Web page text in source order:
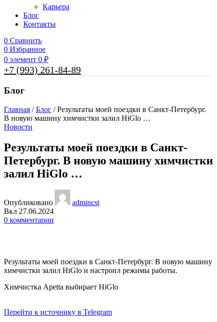
Карьера
Блог
Контакты
0 Сравнить
0 Избранное
0 элемент 0 ₽
+7 (993) 261-84-89
Блог
Главная /Блог /Результаты моей поездки в Санкт-Петербург.
В новую машину химчистки залил HiGlo …
Новости
Результаты моей поездки в Санкт-
Петербург. В новую машину химчистки
залил HiGlo …
Опубликовано
admincst
Вкл 27.06.2024
0 комментарии
Результаты моей поездки в Санкт-Петербург. В новую машину
химчистки залил HiGlo и настроил режимы работы.
Химчистка Apetta выбирает HiGlo
Перейти к источнику в Telegram